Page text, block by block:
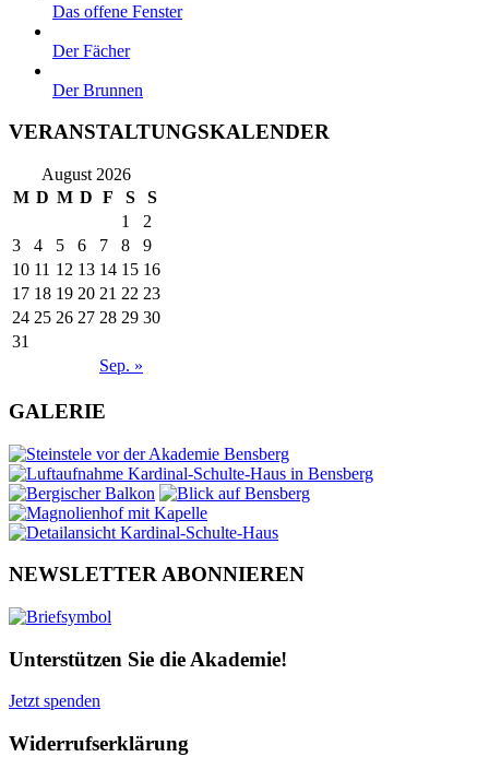
Das offene Fenster
Der Fächer
Der Brunnen
VERANSTALTUNGSKALENDER
August 2026
M D M D F S S
Sep. »
1
2
3
4 5 6 7 8
9
10 11 12 13 14 15 16
17 18 19 20 21 22 23
24 25 26 27 28 29 30
31
GALERIE
NEWSLETTER ABONNIEREN
Unterstützen Sie die Akademie!
Jetzt spenden
Widerrufserklärung